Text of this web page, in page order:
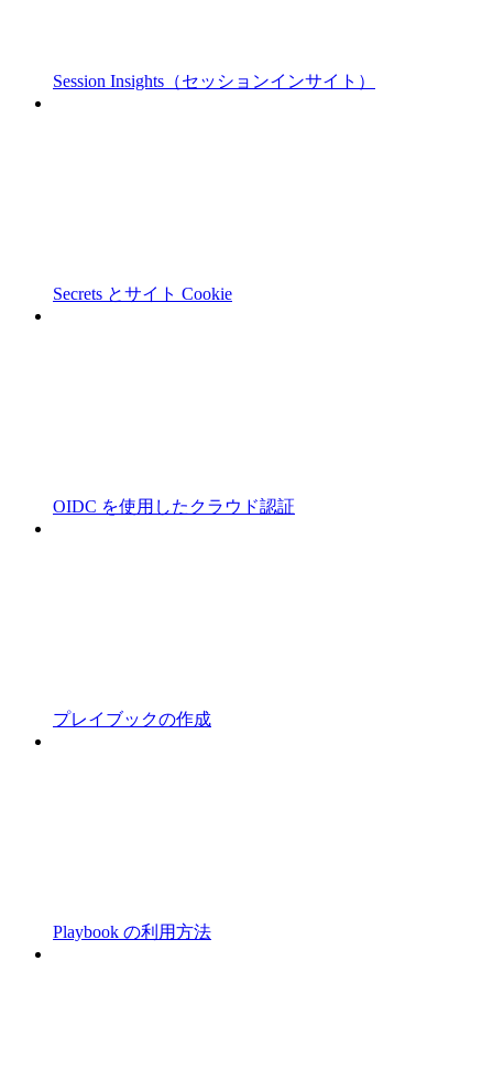
Session Insights（セッションインサイト）
Secrets とサイト Cookie
OIDC を使用したクラウド認証
プレイブックの作成
Playbook の利用方法